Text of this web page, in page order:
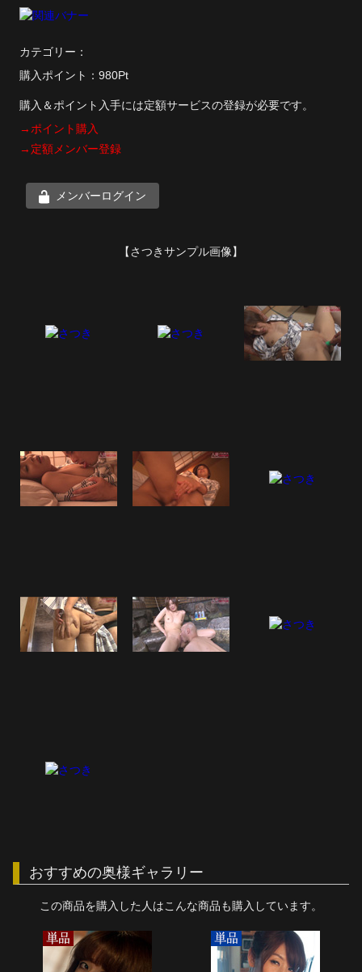
カテゴリー：
購入ポイント：980Pt
購入＆ポイント入手には定額サービスの登録が必要です。
→ポイント購入
→定額メンバー登録
メンバーログイン
【さつきサンプル画像】
おすすめの奥様ギャラリー
この商品を購入した人はこんな商品も購入しています。